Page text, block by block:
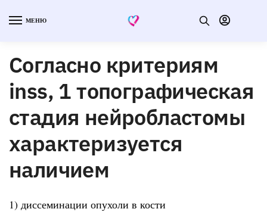
МЕНЮ
Согласно критериям
inss, 1 топографическая
стадия нейробластомы
характеризуется
наличием
1) диссеминации опухоли в кости